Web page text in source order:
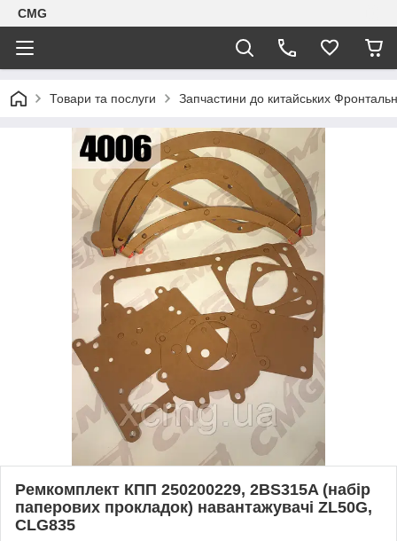
CMG
Товари та послуги Запчастини до китайських
Ремкомплект КПП 250200229, 2BS315A (набір
паперових прокладок) навантажувачі ZL50G,
CLG835